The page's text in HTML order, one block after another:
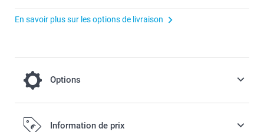
En savoir plus sur les options de livraison
Options
Chips salées Pringles - lot de 12 boîtes
Information de prix